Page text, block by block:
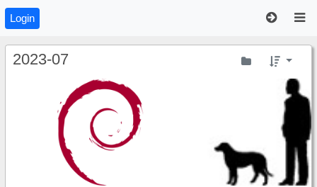
Login
2023-07